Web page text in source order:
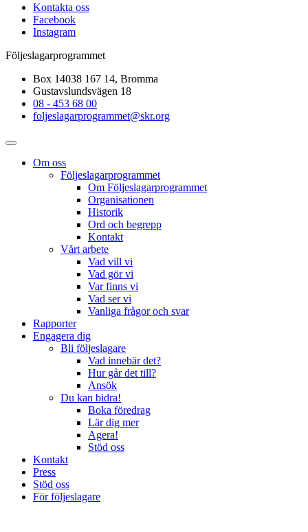
Kontakta oss
Facebook
Instagram
Följeslagarprogrammet
Box 14038 167 14, Bromma
Gustavslundsvägen 18
08 - 453 68 00
foljeslagarprogrammet@skr.org
Om oss
Följeslagarprogrammet
Om Följeslagarprogrammet
Organisationen
Historik
Ord och begrepp
Kontakt
Vårt arbete
Vad vill vi
Vad gör vi
Var finns vi
Vad ser vi
Vanliga frågor och svar
Rapporter
Engagera dig
Bli följeslagare
Vad innebär det?
Hur går det till?
Ansök
Du kan bidra!
Boka föredrag
Lär dig mer
Agera!
Stöd oss
Kontakt
Press
Stöd oss
För följeslagare